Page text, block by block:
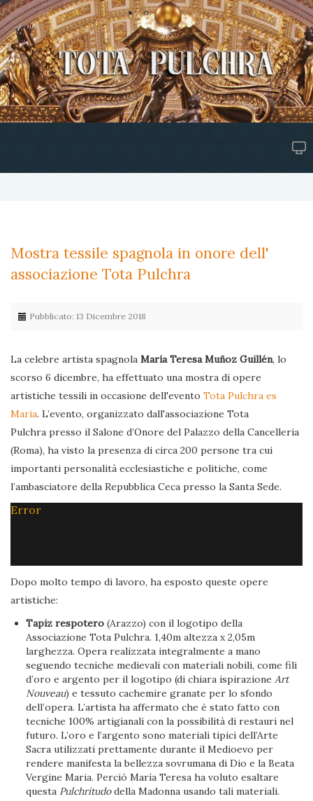
Mostra tessile spagnola in onore dell'
associazione Tota Pulchra
Pubblicato: 13 Dicembre 2018
La celebre artista spagnola María Teresa Muñoz Guillén, lo
scorso 6 dicembre, ha effettuato una mostra di opere
artistiche tessili in occasione dell'evento Tota Pulchra es
Maria. L’evento, organizzato dall'associazione Tota
Pulchra presso il Salone d’Onore del Palazzo della Cancelleria
(Roma), ha visto la presenza di circa 200 persone tra cui
importanti personalità ecclesiastiche e politiche, come
l’ambasciatore della Repubblica Ceca presso la Santa Sede.
Error
Dopo molto tempo di lavoro, ha esposto queste opere
artistiche:
Tapiz respotero (Arazzo) con il logotipo della
Associazione Tota Pulchra. 1,40m altezza x 2,05m
larghezza. Opera realizzata integralmente a mano
seguendo tecniche medievali con materiali nobili, come fili
d’oro e argento per il logotipo (di chiara ispirazioneArt
Nouveau) e tessuto cachemire granate per lo sfondo
dell’opera. L’artista ha affermato che è stato fatto con
tecniche 100% artigianali con la possibilità di restauri nel
futuro. L’oro e l’argento sono materiali tipici dell’Arte
Sacra utilizzati prettamente durante il Medioevo per
rendere manifesta la bellezza sovrumana di Dio e la Beata
Vergine Maria. Perciò María Teresa ha voluto esaltare
questa Pulchritudodella Madonna usando tali materiali.